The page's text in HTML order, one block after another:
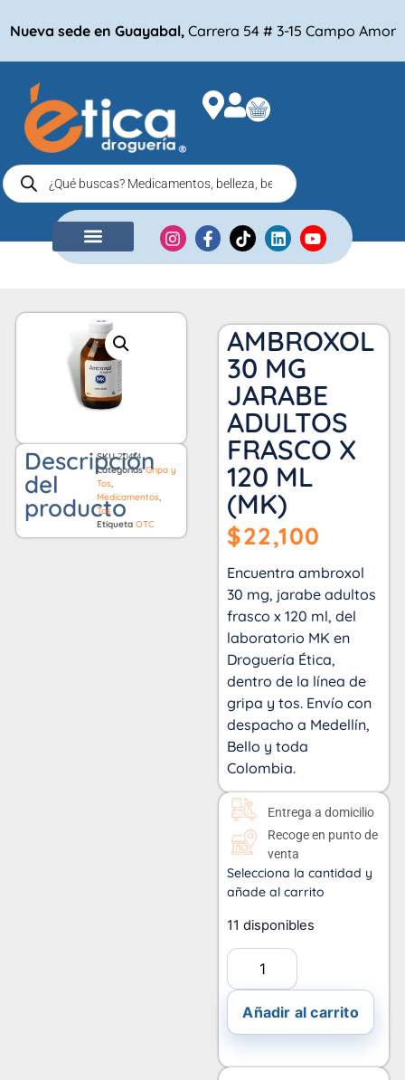
Nueva sede en Guayabal, Carrera 54 # 3-15 Campo Amor
Descripción
del
producto
SKU20414
Categorías Gripa y
Tos
Medicamentos
Tos
Etiqueta OTC
AMBROXOL
30 MG
JARABE
ADULTOS
FRASCO X
120 ML
(MK)
$22,100
Encuentra ambroxol
30 mg, jarabe adultos
frasco x 120 ml, del
laboratorio MK en
Droguería Ética,
dentro de la línea de
gripa y tos. Envío con
despacho a Medellín,
Bello y toda
Colombia.
Entrega a domicilio
Recoge en punto de
venta
Selecciona la cantidad y
añade al carrito
11 disponibles
Añadir al carrito